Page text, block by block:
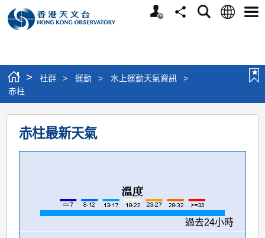
個
分
搜
語
選
> 社群 > 運動 > 水上運動天氣資訊
>
赤柱
赤
柱赤柱最新天氣
過去24小時